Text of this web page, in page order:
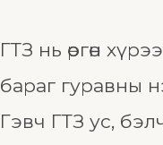
ГТЗ нь өргөн
бараг гуравны
Гэвч ГТЗ ус,